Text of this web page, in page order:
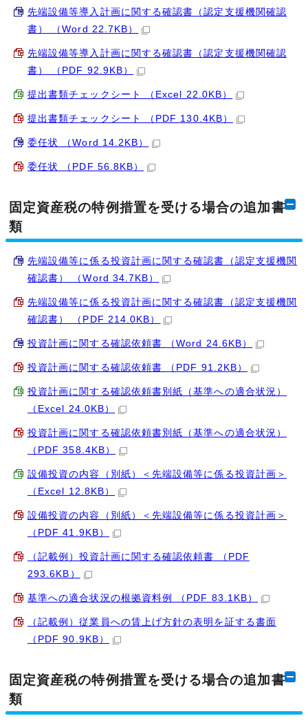
先端設備等導入計画に関する確認書（認定支援機関確認
書） （Word 22.7KB）
先端設備等導入計画に関する確認書（認定支援機関確認
書） （PDF 92.9KB）
提出書類チェックシート （Excel 22.0KB）
提出書類チェックシート （PDF 130.4KB）
委任状 （Word 14.2KB）
委任状 （PDF 56.8KB）
固定資産税の特例措置を受ける場合の追加書
類
先端設備等に係る投資計画に関する確認書（認定支援機関
確認書） （Word 34.7KB）
先端設備等に係る投資計画に関する確認書（認定支援機関
確認書） （PDF 214.0KB）
投資計画に関する確認依頼書 （Word 24.6KB）
投資計画に関する確認依頼書 （PDF 91.2KB）
投資計画に関する確認依頼書別紙（基準への適合状況）
（Excel 24.0KB）
投資計画に関する確認依頼書別紙（基準への適合状況）
（PDF 358.4KB）
設備投資の内容（別紙）＜先端設備等に係る投資計画＞
（Excel 12.8KB）
設備投資の内容（別紙）＜先端設備等に係る投資計画＞
（PDF 41.9KB）
（記載例）投資計画に関する確認依頼書 （PDF
293.6KB）
基準への適合状況の根拠資料例 （PDF 83.1KB）
（記載例）従業員への賃上げ方針の表明を証する書面
（PDF 90.9KB）
固定資産税の特例措置を受ける場合の追加書
類